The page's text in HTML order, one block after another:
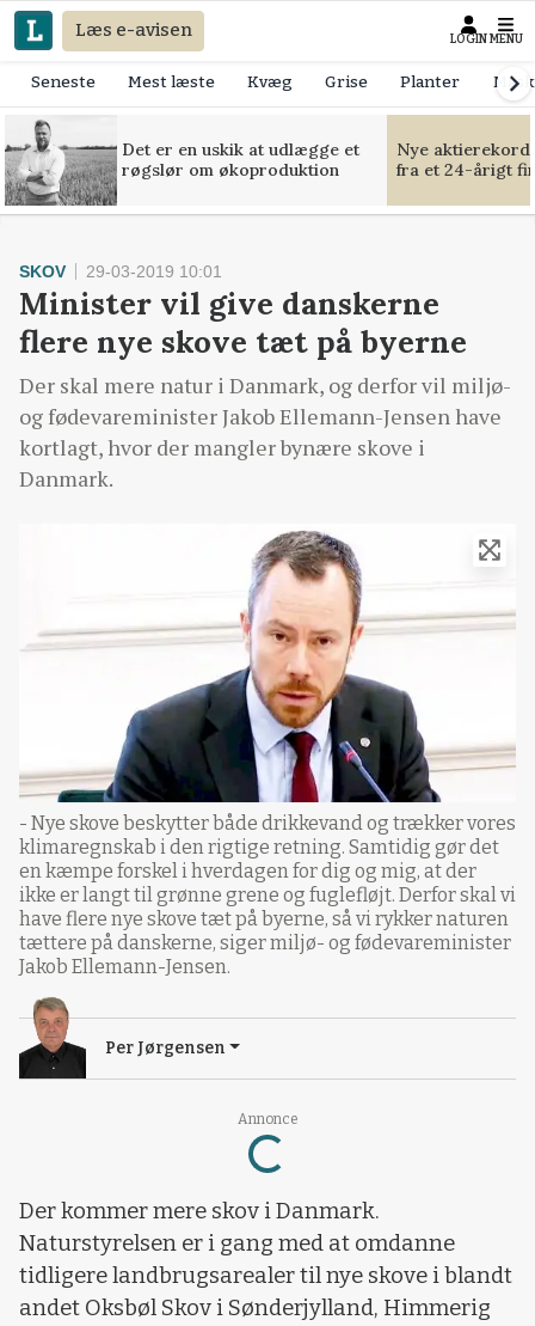
Læs e-avisen LOGIN MENU
Seneste Mest læste Kvæg Grise Planter
Det er en uskik at udlægge et
røgslør om økoproduktion
Nye
fra et 24-årigt
Annonce
Loading...
SKOV 29-03-2019 10:01
Minister vil give danskerne
flere nye skove tæt på byerne
Der skal mere natur i Danmark, og derfor vil miljø-
og fødevareminister Jakob Ellemann-Jensen have
kortlagt, hvor der mangler bynære skove i
Danmark.
- Nye skove beskytter både drikkevand og trækker vores
klimaregnskab i den rigtige retning. Samtidig gør det
en kæmpe forskel i hverdagen for dig og mig, at der
ikke er langt til grønne grene og fuglefløjt. Derfor skal vi
have flere nye skove tæt på byerne, så vi rykker naturen
tættere på danskerne, siger miljø- og fødevareminister
Jakob Ellemann-Jensen.
Per Jørgensen
Der kommer mere skov i Danmark.
Naturstyrelsen er i gang med at omdanne
tidligere landbrugsarealer til nye skove i blandt
andet Oksbøl Skov i Sønderjylland, Himmerig